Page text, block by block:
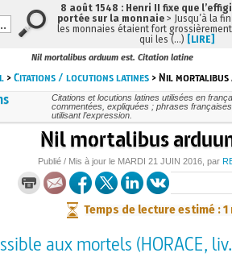
Nil mortalibus arduum est. Citation latine
>Citations / locutions latines > Nil mortalibus
Citations et locutions latines utilisées en
commentées, expliquées ; phrases
utilisant l’expression.
Nil mortalibus
Publié / Mis à jour le MARDI 21 JUIN 2016 , par
Temps de lecture estimé : 1
aux mortels (HORACE,
8 août 1548 : Henri II fixe que
portée sur la monnaie > Jusqu’à la
les monnaies étaient fort
qui les (…) [LIRE]